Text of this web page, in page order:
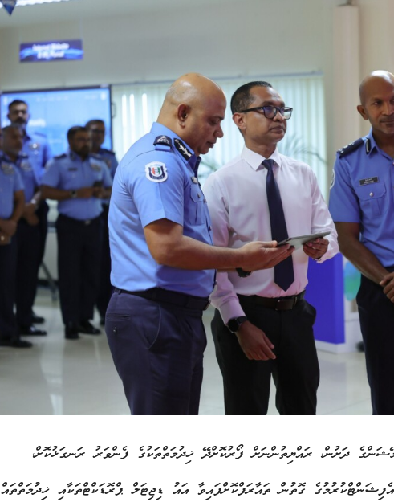
ދަށުން، ރައްޔިތުންނަށް ފޯރުކޮށްދޭ ޚިދުމަތްތަކުގެ ފެންވަރު ރަނގަޅުކޮށް،
ގޮތުން ތައާރަފްކޮށްފައިވާ އައު ޑިޖިޓަލް ޕްރޮޑަކްޓްތަކާއި ޚިދުމަތްތައް